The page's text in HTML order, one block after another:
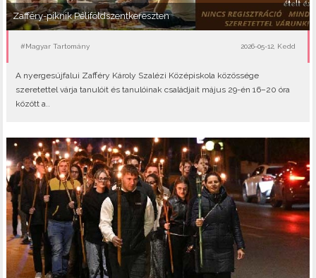
Zafféry-piknik Péliföldszentkereszten
#Magyar Tartomány 2026-05-12, Kedd
A nyergesújfalui Zafféry Károly Szalézi Középiskola közössége
szeretettel várja tanulóit és tanulóinak családjait május 29-én 16–20 óra
között a..